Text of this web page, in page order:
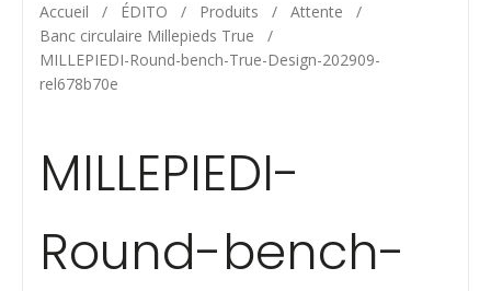
Accueil / ÉDITO / Produits / Attente /
Banc circulaire Millepieds True /
MILLEPIEDI-Round-bench-True-Design-202909-
rel678b70e
MILLEPIEDI-
Round-bench-